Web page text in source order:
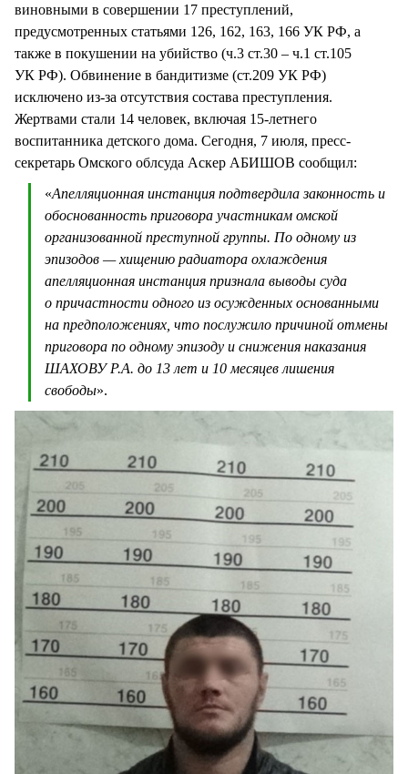
виновными в совершении 17 преступлений,
предусмотренных статьями 126, 162, 163, 166 УК РФ, а
также в покушении на убийство (ч.3 ст.30 – ч.1 ст.105
УК РФ). Обвинение в бандитизме (ст.209 УК РФ)
исключено из-за отсутствия состава преступления.
Жертвами стали 14 человек, включая 15-летнего
воспитанника детского дома. Сегодня, 7 июля, пресс-
секретарь Омского облсуда Аскер АБИШОВ сообщил:
«Апелляционная инстанция подтвердила законность и
обоснованность приговора участникам омской
организованной преступной группы. По одному из
эпизодов — хищению радиатора охлаждения
апелляционная инстанция признала выводы суда
о причастности одного из осужденных основанными
на предположениях, что послужило причиной отмены
приговора по одному эпизоду и снижения наказания
ШАХОВУ Р.А. до 13 лет и 10 месяцев лишения
свободы».